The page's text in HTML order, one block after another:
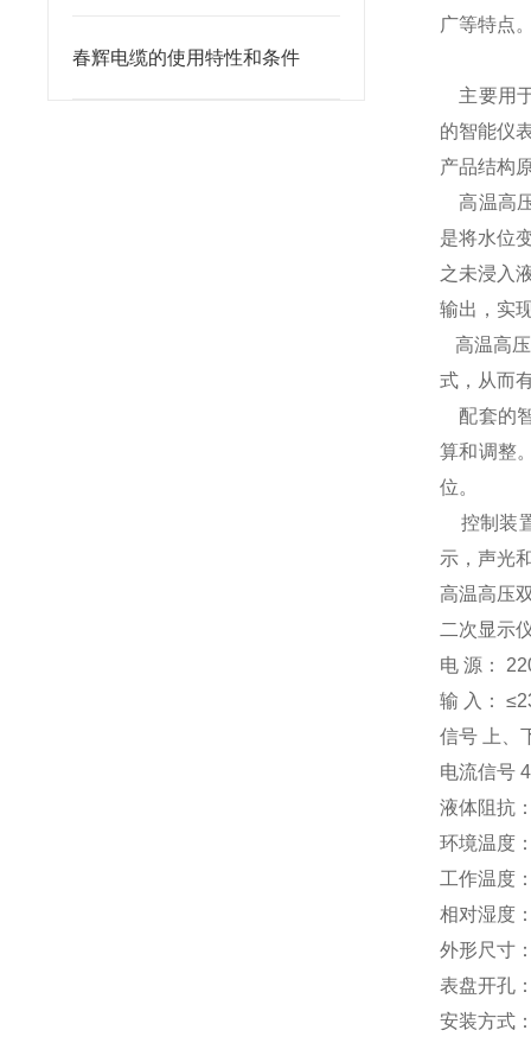
春辉电缆的使用特性和条件
广等特点
主要用
的智能仪
产品结构
高温高
是将水位
之未浸入
输出，实
高温高
式，从而
配套的
算和调整
位。
控制装
示，声光
高温高压
二次显示
电 源：
输 入：
信号 上、
电流信号
液体阻抗
环境温度
工作温度
相对湿度
外形尺寸
表盘开孔
安装方式